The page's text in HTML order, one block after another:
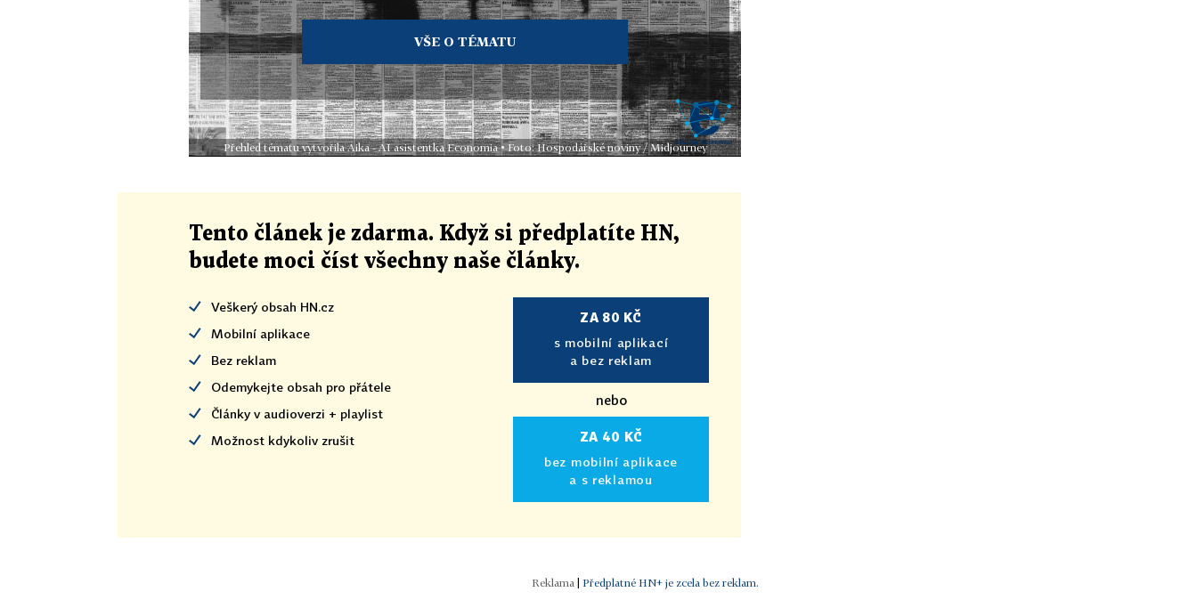
VŠE O TÉMATU
Přehled tématu vytvořila Aika - AI asistentka Economia • Foto: Hospodářské noviny / Midjourney
Tento článek je zdarma. Když si předplatíte HN,
budete moci číst všechny naše články.
Veškerý obsah HN.cz
Mobilní aplikace
Bez reklam
Odemykejte obsah pro přátele
Články v audioverzi + playlist
Možnost kdykoliv zrušit
ZA 80 KČ
s mobilní aplikací
a bez reklam
nebo
ZA 40 KČ
bez mobilní aplikace
a s reklamou
Předplatné HN+ je zcela bez reklam.